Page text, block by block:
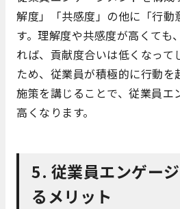
解度」「共感度」の他に「行動
す。理解度や共感度が高くても
れば、貢献度合いは低くなって
ため、従業員が積極的に行動
施策を講じることで、従業員エ
高くなります。
5. 従業員エンゲー
るメリット